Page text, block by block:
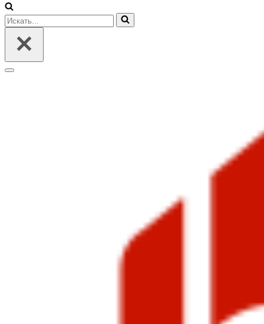
Искать...
Меню